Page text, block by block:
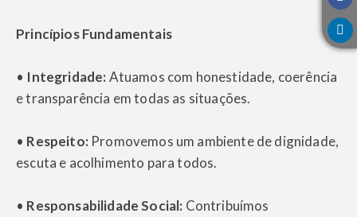
Princípios Fundamentais
• Integridade: Atuamos com honestidade, coerência
e transparência em todas as situações.
• Respeito: Promovemos um ambiente de dignidade,
escuta e acolhimento para todos.
• Responsabilidade Social: Contribuímos